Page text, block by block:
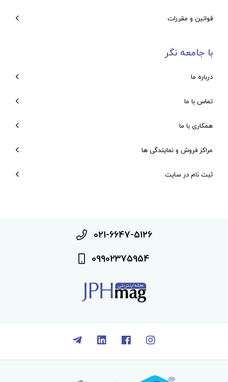
قوانین و مقررات
با جامعه نگر
درباره ما
تماس با ما
همکاری با ما
مراکز فروش و نمایندگی ها
ثبت نام در سایت
021-6647-5126
09902375954